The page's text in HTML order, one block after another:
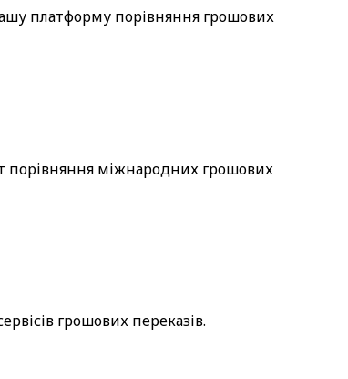
платформу порівняння грошових
міжнародних грошових
грошових переказів.